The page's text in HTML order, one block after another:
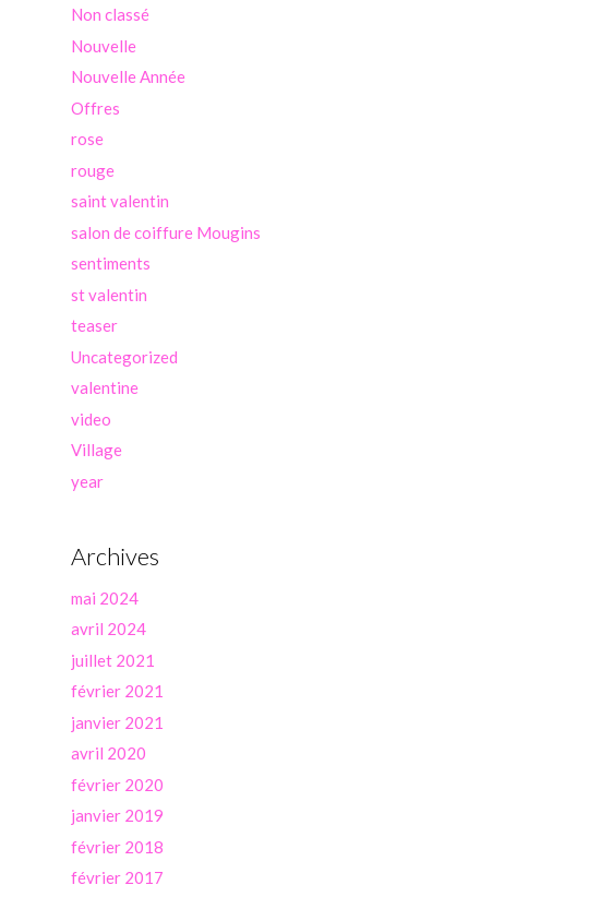
Non classé
Nouvelle
Nouvelle Année
Offres
rose
rouge
saint valentin
salon de coiffure Mougins
sentiments
st valentin
teaser
Uncategorized
valentine
video
Village
year
Archives
mai 2024
avril 2024
juillet 2021
février 2021
janvier 2021
avril 2020
février 2020
janvier 2019
février 2018
février 2017